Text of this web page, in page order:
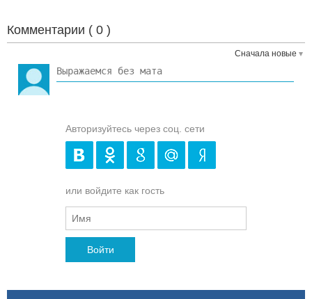
Комментарии ( 0 )
Сначала новые
Авторизуйтесь через соц. сети
или войдите как гость
Войти